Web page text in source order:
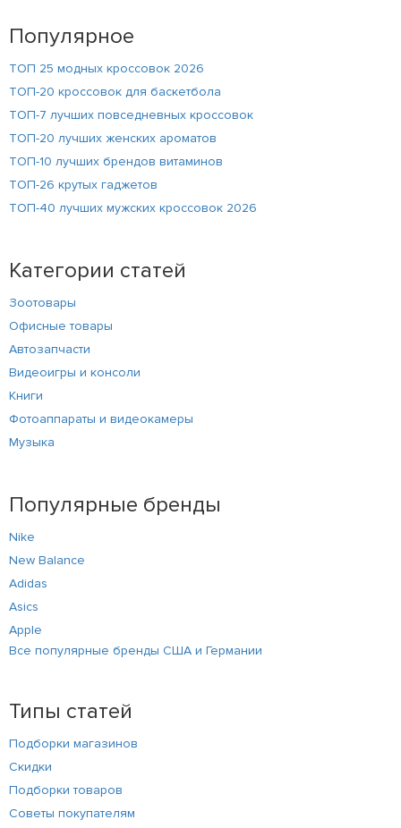
Популярное
ТОП 25 модных кроссовок 2026
ТОП-20 кроссовок для баскетбола
ТОП-7 лучших повседневных кроссовок
ТОП-20 лучших женских ароматов
ТОП-10 лучших брендов витаминов
ТОП-26 крутых гаджетов
ТОП-40 лучших мужских кроссовок 2026
Категории статей
Зоотовары
Офисные товары
Автозапчасти
Видеоигры и консоли
Книги
Фотоаппараты и видеокамеры
Музыка
Популярные бренды
Nike
New Balance
Adidas
Asics
Apple
Все популярные бренды США и Германии
Типы статей
Подборки магазинов
Скидки
Подборки товаров
Советы покупателям